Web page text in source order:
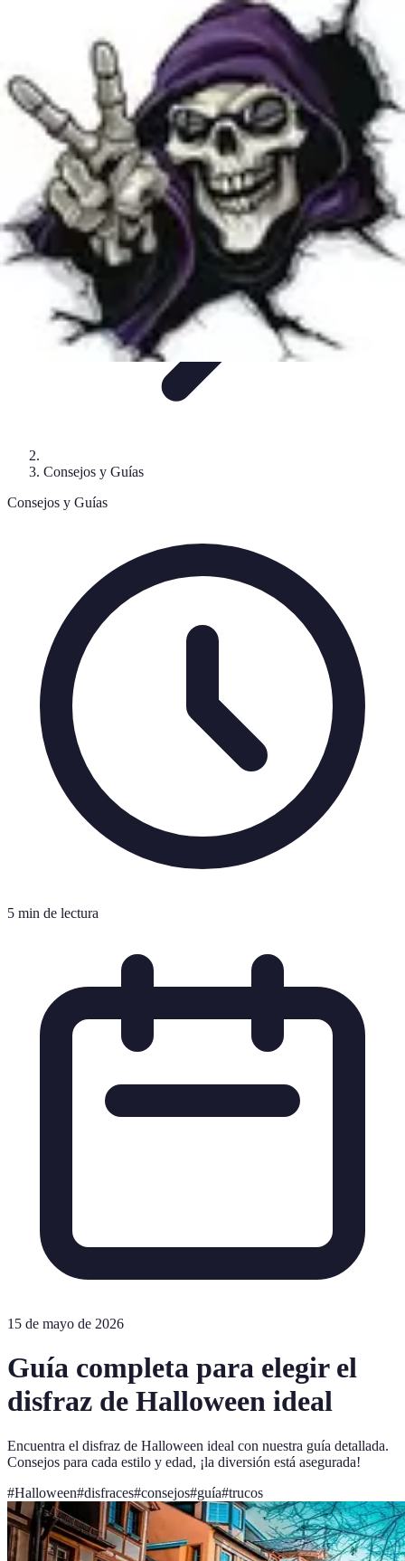
Tendencias ComparativosDisfraces Clásicos
Disfraces Halloween
Consejos y Guías
Consejos y Guías
5 min de lectura
15 de mayo de 2026
Guía completa para elegir el
disfraz de Halloween ideal
Encuentra el disfraz de Halloween ideal con nuestra guía detallada.
Consejos para cada estilo y edad, ¡la diversión está asegurada!
#Halloween#disfraces#consejos#guía#trucos